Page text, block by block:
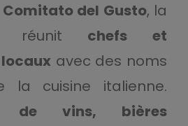
Comitato del Gusto, la
réunit chefs et
avec des noms
la cuisine italienne.
de vins, bières